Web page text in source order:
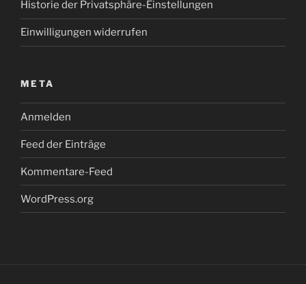
Historie der Privatsphäre-Einstellungen
Einwilligungen widerrufen
META
Anmelden
Feed der Einträge
Kommentare-Feed
WordPress.org